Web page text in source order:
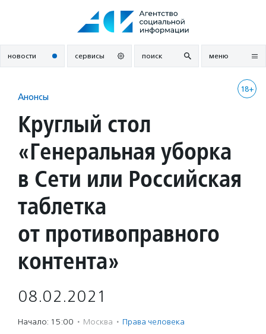
новости сервисы поиск меню
18+
Анонсы
Круглый стол
«Генеральная уборка
в Сети или Российская
таблетка
от противоправного
контента»
08.02.2021
Начало: 15:00 · Москва · Права человека